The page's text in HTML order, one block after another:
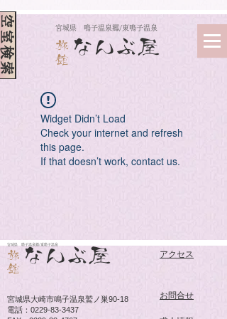
​宮城県 鳴子温泉郷/東鳴子温泉
旅
館
なんぶ屋
空室検索
Widget Didn’t Load
Check your internet and refresh
this page.
If that doesn’t work, contact us.
旅
館
​宮城県 鳴子温泉郷/東鳴子温泉
なんぶ屋
宮城県大崎市鳴子温泉鷲ノ巣90-18
電話：0229-83-3437
アクセス
​お問合せ